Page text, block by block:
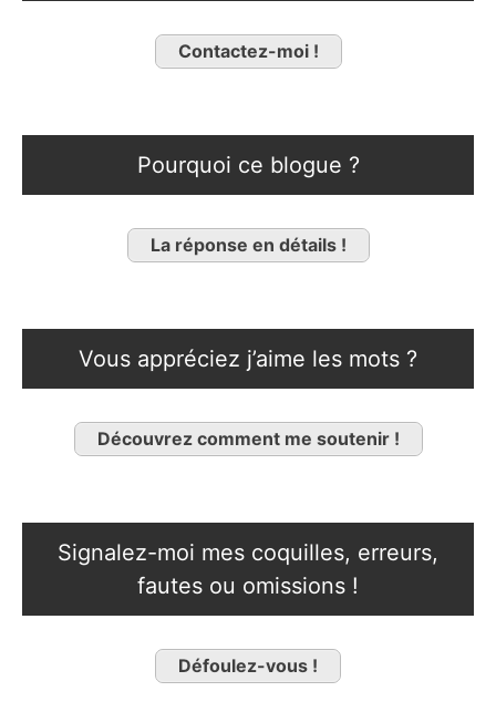
Contactez-moi !
Pourquoi ce blogue ?
La réponse en détails !
Vous appréciez j’aime les mots ?
Découvrez comment me soutenir !
Signalez-moi mes coquilles, erreurs,
fautes ou omissions !
Défoulez-vous !